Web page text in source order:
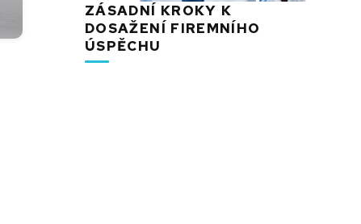
ZÁSADNÍ KROKY K
DOSAŽENÍ FIREMNÍHO
ÚSPĚCHU